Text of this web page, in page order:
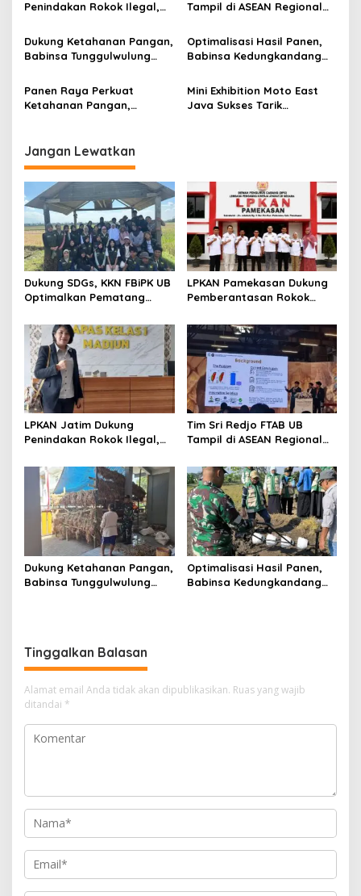
o
s
Penindakan Rokok Ilegal,
Jangan Korbankan Petani
Tampil di ASEAN Regional
PhytoTracker Berbasis AI
Dukung Ketahanan Pangan,
Babinsa Tunggulwulung
Bawang Milik Warga di
Lowokwaru
Optimalisasi Hasil Panen,
Babinsa Kedungkandang
Metode PM-AAS di
Kelurahan Buring
Panen Raya Perkuat
Ketahanan Pangan,
Petani hingga Tingkat
Nasional
Mini Exhibition Moto East
Java Sukses Tarik
Jangan Lewatkan
Dukung SDGs, KKN FBiPK UB
Optimalkan Pematang
Plasma Nutfah
LPKAN Pamekasan Dukung
Pemberantasan Rokok
Lindungi Petani Tembakau
Madura
LPKAN Jatim Dukung
Penindakan Rokok Ilegal,
Jangan Korbankan Petani
Tim Sri Redjo FTAB UB
Tampil di ASEAN Regional
PhytoTracker Berbasis AI
Dukung Ketahanan Pangan,
Babinsa Tunggulwulung
Optimalisasi Hasil Panen,
Babinsa Kedungkandang
Tinggalkan Balasan
Alamat email Anda tidak akan dipublikasikan. Ruas yang wajib
ditandai *